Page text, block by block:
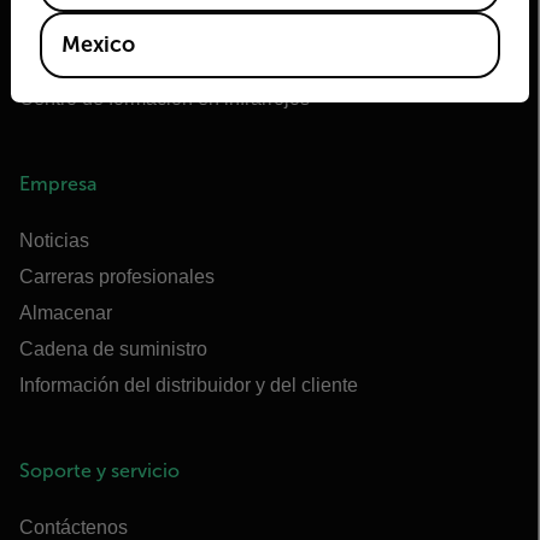
Extech
Raymarine
Centro de formación en infrarrojos
Empresa
Noticias
Carreras profesionales
Almacenar
Cadena de suministro
Información del distribuidor y del cliente
Soporte y servicio
Contáctenos
Mexico